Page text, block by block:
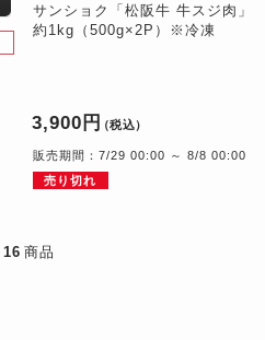
サンショク「松阪牛 牛スジ肉」
約1kg（500g×2P）※冷凍
3,900円 （税込）
販売期間：7/29 00:00 ～ 8/8 00:00
売り切れ
16 商品